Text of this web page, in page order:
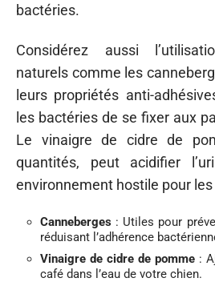
bactéries.
Considérez aussi
naturels comme les
leurs propriétés anti-
les bactéries de se fixer aux
Le vinaigre de cidre de
quantités, peut acidifier
environnement hostile pour
Canneberges : Utiles pour
réduisant l’adhérence
Vinaigre de cidre de pomme :
café dans l’eau de votre chien.